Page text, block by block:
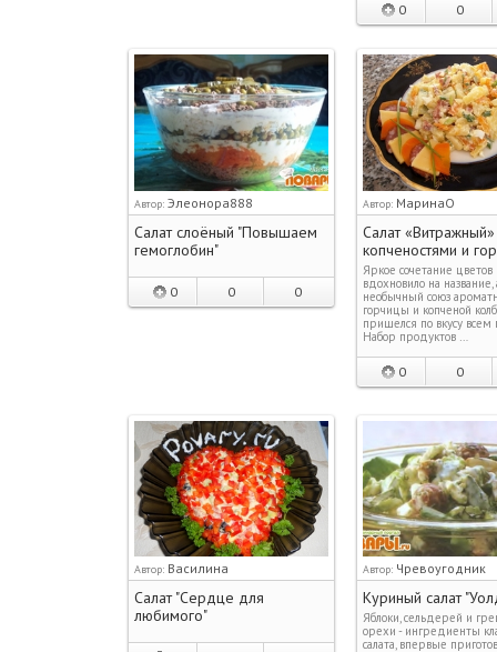
0 0
Автор: Элеонора888
Салат слоёный "Повышаем
гемоглобин"
0 0 0
Автор: МаринаО
Салат
копченостями и
Яркое сочетание цветов
вдохновило на название,
необычный союз
горчицы и копченой
пришелся по вкусу всем
Набор продуктов …
0 0
Автор: Василина
Салат "Сердце для
любимого"
Автор: Чревоугодник
Куриный салат
Яблоки, сельдерей и
орехи - ингредиенты
салата, впервые